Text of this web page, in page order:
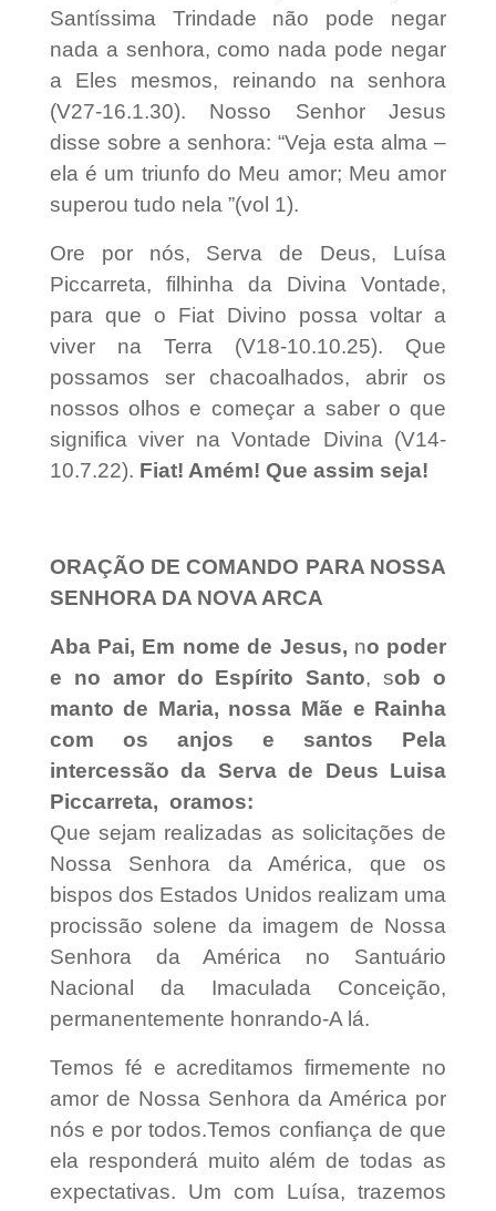
Santíssima Trindade não pode negar
nada a senhora, como nada pode negar
a Eles mesmos, reinando na senhora
(V27-16.1.30). Nosso Senhor Jesus
disse sobre a senhora: “Veja esta alma –
ela é um triunfo do Meu amor; Meu amor
superou tudo nela ”(vol 1).
Ore por nós, Serva de Deus, Luísa
Piccarreta, filhinha da Divina Vontade,
para que o Fiat Divino possa voltar a
viver na Terra (V18-10.10.25). Que
possamos ser chacoalhados, abrir os
nossos olhos e começar a saber o que
significa viver na Vontade Divina (V14-
10.7.22). Fiat! Amém! Que assim seja!
ORAÇÃO DE COMANDO PARA NOSSA
SENHORA DA NOVA ARCA
Aba Pai, Em nome de Jesus, no poder
e no amor do Espírito Santo, sob o
manto de Maria, nossa Mãe e Rainha
com os anjos e santos Pela
intercessão da Serva de Deus Luisa
Piccarreta, oramos:
Que sejam realizadas as solicitações de
Nossa Senhora da América, que os
bispos dos Estados Unidos realizam uma
procissão solene da imagem de Nossa
Senhora da América no Santuário
Nacional da Imaculada Conceição,
permanentemente honrando-A lá.
Temos fé e acreditamos firmemente no
amor de Nossa Senhora da América por
nós e por todos.Temos confiança de que
ela responderá muito além de todas as
expectativas. Um com Luísa, trazemos